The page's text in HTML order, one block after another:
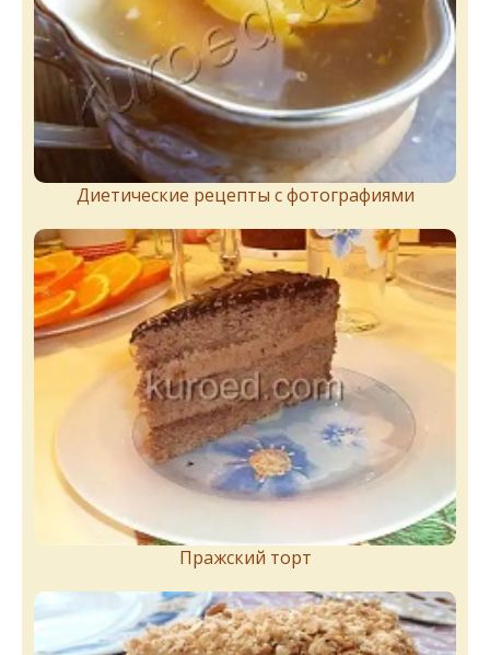
Диетические рецепты с фотографиями
Пражский торт